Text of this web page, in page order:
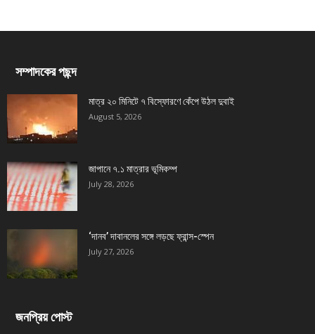
সম্পাদকের পছন্দ
মাত্র ২০ মিনিটে ৭ বিস্ফোরণে কেঁপে উঠল দুবাই
August 5, 2026
জাপানে ৭.১ মাত্রার ভূমিকম্প
July 28, 2026
‘দানব’ দাবানলের সঙ্গে লড়ছে ফ্রান্স-স্পেন
July 27, 2026
জনপ্রিয় পোস্ট